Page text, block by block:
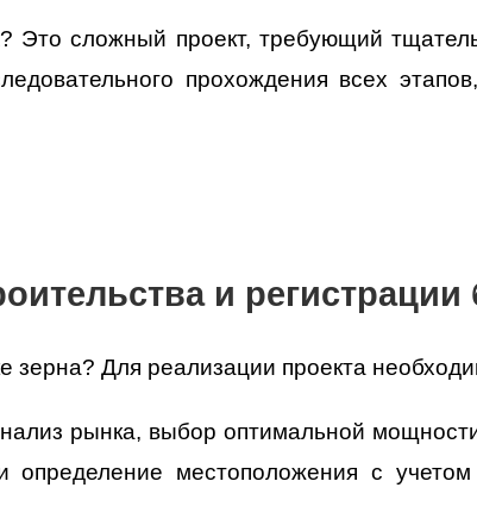
? Это сложный проект, требующий
прохождения всех
и регистрации
зерна? Для реализации проекта
рынка, выбор оптимальной
определение местоположения с